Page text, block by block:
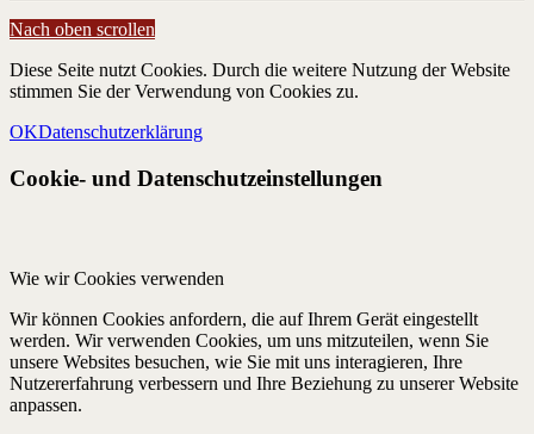
Nach oben scrollen
Diese Seite nutzt Cookies. Durch die weitere Nutzung der Website
stimmen Sie der Verwendung von Cookies zu.
OKDatenschutzerklärung
Cookie- und Datenschutzeinstellungen
Wie wir Cookies verwenden
Wir können Cookies anfordern, die auf Ihrem Gerät eingestellt
werden. Wir verwenden Cookies, um uns mitzuteilen, wenn Sie
unsere Websites besuchen, wie Sie mit uns interagieren, Ihre
Nutzererfahrung verbessern und Ihre Beziehung zu unserer Website
anpassen.